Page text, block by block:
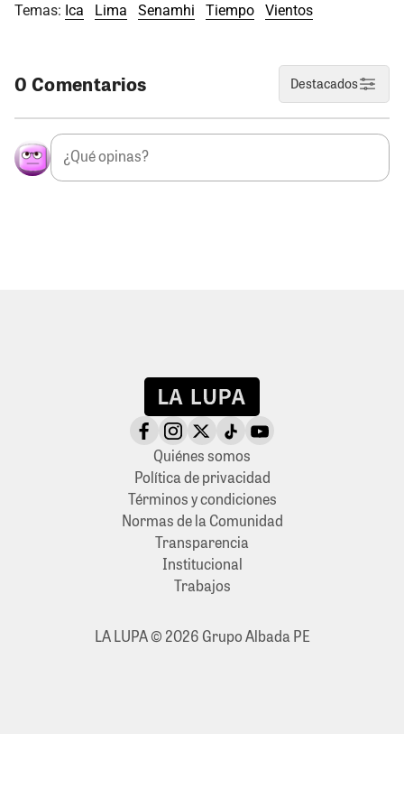
Temas: Ica Lima Senamhi Tiempo Vientos
0 Comentarios Destacados
Quiénes somos
Política de privacidad
Términos y condiciones
Normas de la Comunidad
Transparencia
Institucional
Trabajos
LA LUPA © 2026 Grupo Albada PE